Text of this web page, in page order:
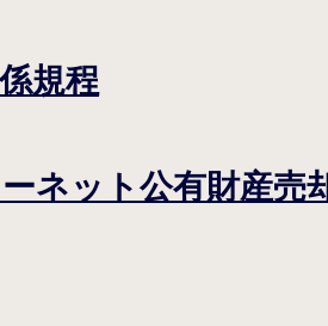
規程
ネット公有財産売